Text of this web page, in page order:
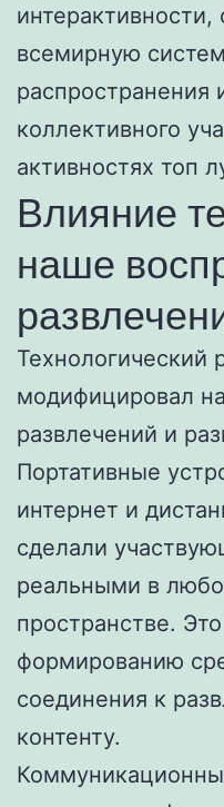
всемирную
коллективного
активностях топ
Влияние
наше
Технологический
модифицировал
развлечений и
Портативные
интернет и
сделали
реальными в
пространстве.
формированию
соединения к
контенту.